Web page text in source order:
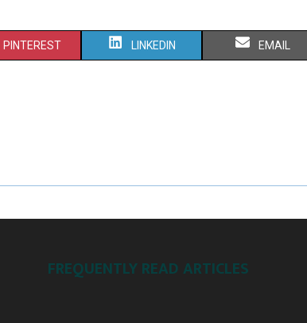
PINTEREST LINKEDIN EMAIL
FREQUENTLY READ ARTICLES